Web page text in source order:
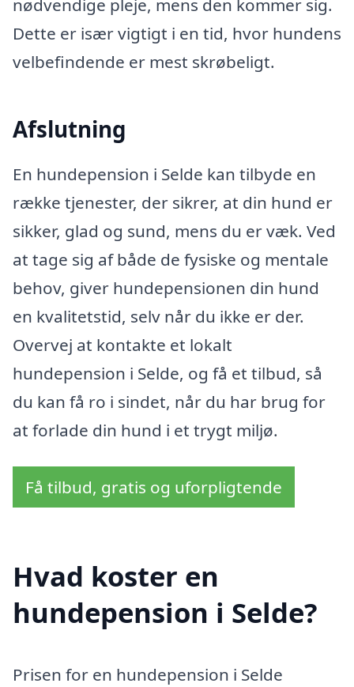
nødvendige pleje, mens den kommer sig.
Dette er især vigtigt i en tid, hvor hundens
velbefindende er mest skrøbeligt.
Afslutning
En hundepension i Selde kan tilbyde en
række tjenester, der sikrer, at din hund er
sikker, glad og sund, mens du er væk. Ved
at tage sig af både de fysiske og mentale
behov, giver hundepensionen din hund
en kvalitetstid, selv når du ikke er der.
Overvej at kontakte et lokalt
hundepension i Selde, og få et tilbud, så
du kan få ro i sindet, når du har brug for
at forlade din hund i et trygt miljø.
Få tilbud, gratis og uforpligtende
Hvad koster en
hundepension i Selde?
Prisen for en hundepension i Selde